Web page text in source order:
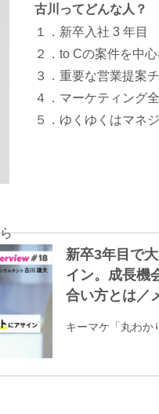
古川ってどんな人？
１．新卒入社 3 年目
２．to Cの案件を中
３．重要な営業提案
４．マーケティング
５．ゆくゆくはマネ
新卒3年目で
イン。成長機
合い方とは／メ
キーマケ「丸わか